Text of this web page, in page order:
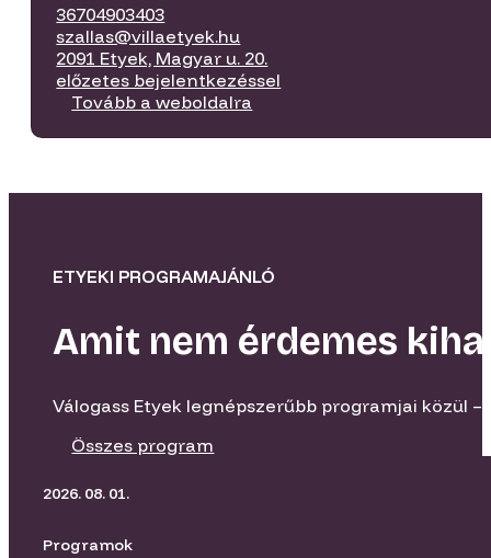
36704903403
szallas@villaetyek.hu
2091 Etyek, Magyar u. 20.
előzetes bejelentkezéssel
Tovább a weboldalra
ETYEKI PROGRAMAJÁNLÓ
Amit nem érdemes
Válogass Etyek legnépszerűbb programjai közül
Összes program
2026. 08. 01.
Programok